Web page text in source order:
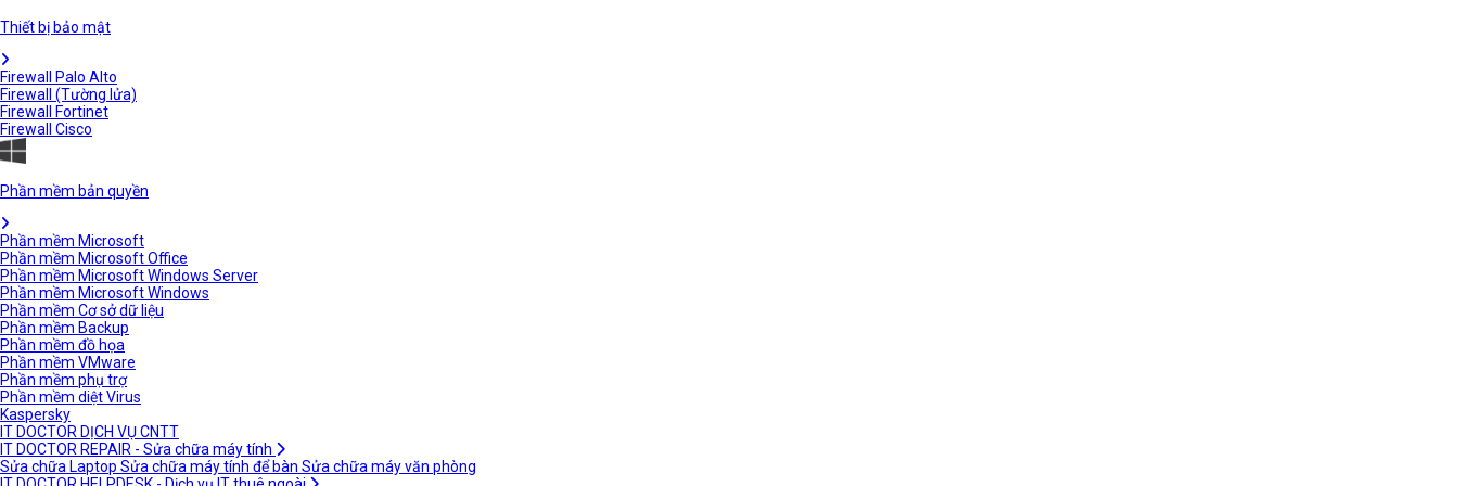
Thiết bị bảo mật
Firewall Palo Alto
Firewall (Tường lửa)
Firewall Fortinet
Firewall Cisco
Phần mềm bản quyền
Phần mềm Microsoft
Phần mềm Microsoft Office
Phần mềm Microsoft Windows Server
Phần mềm Microsoft Windows
Phần mềm Cơ sở dữ liệu
Phần mềm Backup
Phần mềm đồ họa
Phần mềm VMware
Phần mềm phụ trợ
Phần mềm diệt Virus
Kaspersky
IT DOCTOR DỊCH VỤ CNTT
IT DOCTOR REPAIR - Sửa chữa máy tính
Sửa chữa Laptop Sửa chữa máy tính để bàn Sửa chữa máy văn phòng